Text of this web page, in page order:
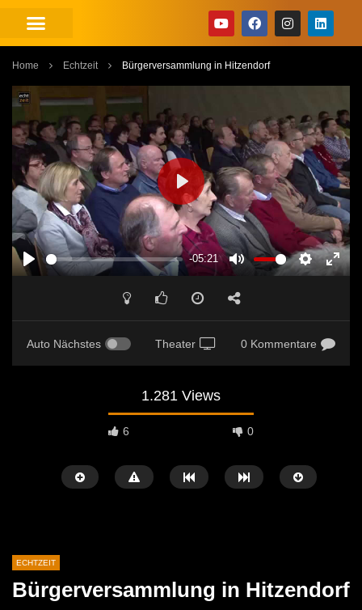
Home Echtzeit Bürgerversammlung in Hitzendorf
PLAY
-05:21
SETTINGS
PLAY
Auto Nächstes Theater 0 Kommentare
1.281 Views
6 0
ECHTZEIT
Bürgerversammlung in Hitzendorf